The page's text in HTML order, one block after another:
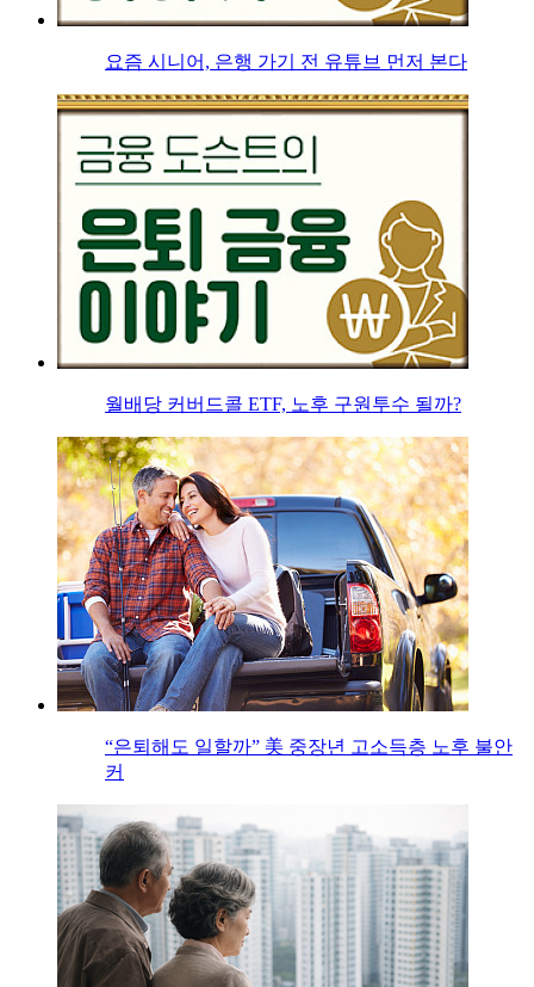
요즘 시니어, 은행 가기 전 유튜브 먼저 본다
월배당 커버드콜 ETF, 노후 구원투수 될까?
“은퇴해도 일할까” 美 중장년 고소득층 노후 불안
커